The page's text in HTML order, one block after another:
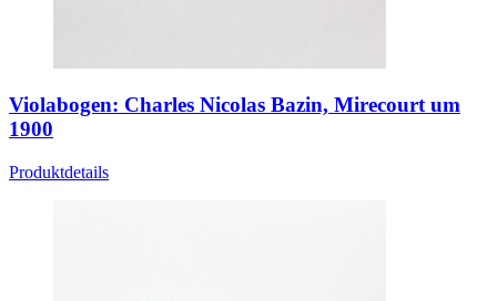
Violabogen: Charles Nicolas Bazin, Mirecourt um
1900
Produktdetails